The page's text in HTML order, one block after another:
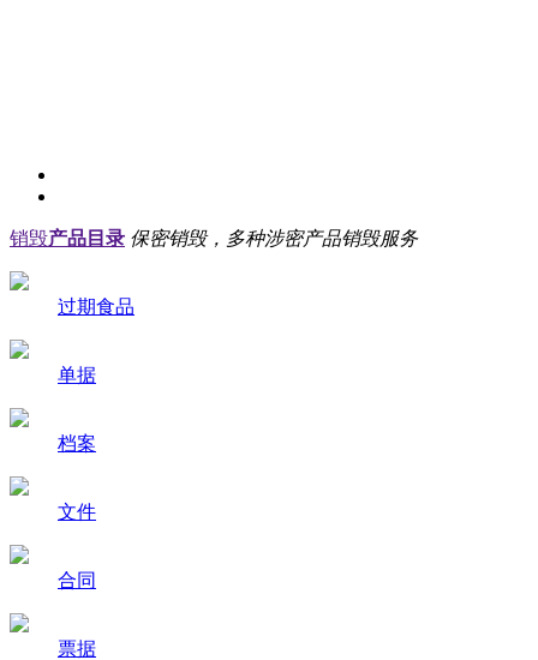
销毁产品目录 保密销毁，多种涉密产品销毁服务
过期食品
单据
档案
文件
合同
票据